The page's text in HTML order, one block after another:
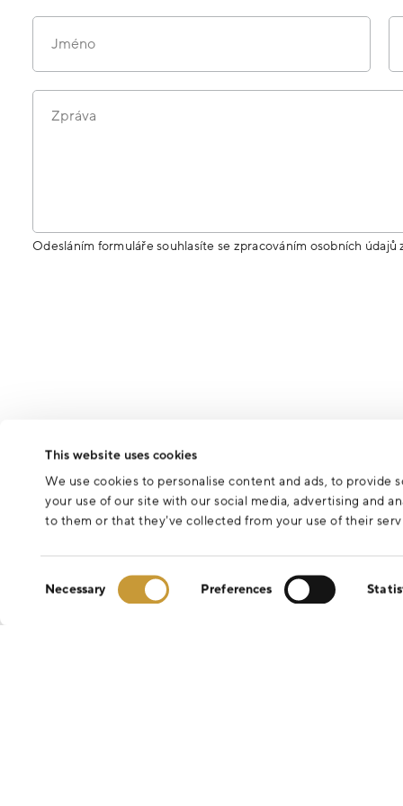
This website uses cookies
We use cookies to personalise content and ads, to provide
your use of our site with our social media, advertising and
to them or that they’ve collected from your use of their
Necessary Preferences
Jméno
Zpráva
Odesláním formuláře souhlasíte se zpracováním osobních údajů